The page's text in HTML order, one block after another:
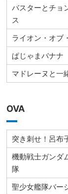
バスターとチョ
ス
ライオン・オブ
ぱじゃまバナナ
マドレーヌと一
OVA
突き刺せ！呂布
機動戦士ガンダ
隊
聖少女艦隊バー